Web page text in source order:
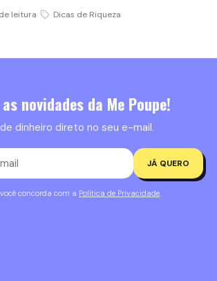
leitura Dicas de Riqueza
novidades da Me Poupe!
dinheiro direto no seu e-mail.
JÁ QUERO
concorda com a Política de Privacidade.